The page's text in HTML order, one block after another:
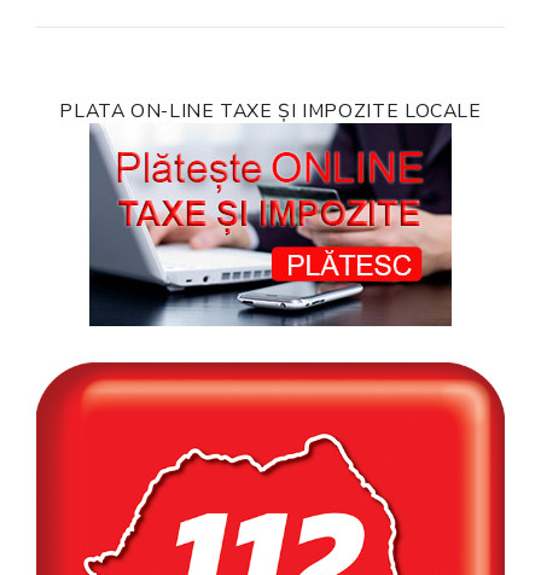
PLATA ON-LINE TAXE ȘI IMPOZITE LOCALE